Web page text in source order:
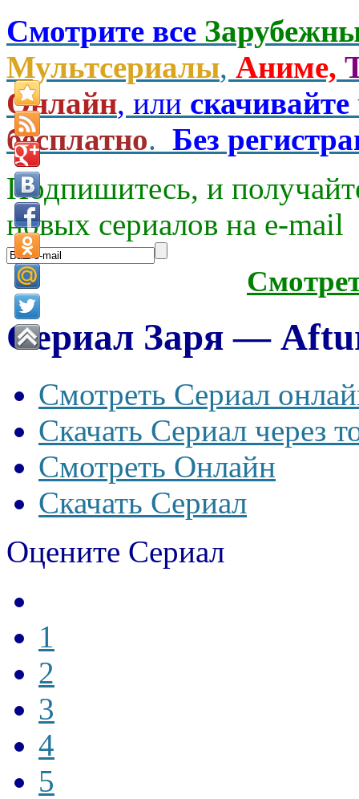
Смотрите все
Мультсериалы, Аниме,
Онлайн, или скачивайте
бесплатно. Без
Подпишитесь, и
новых сериалов на e-mаil
Сериал Заря —
Смотреть Сериал
Скачать Сериал через
Смотреть Онлайн
Скачать Сериал
Оцените Сериал
1
2
3
4
5